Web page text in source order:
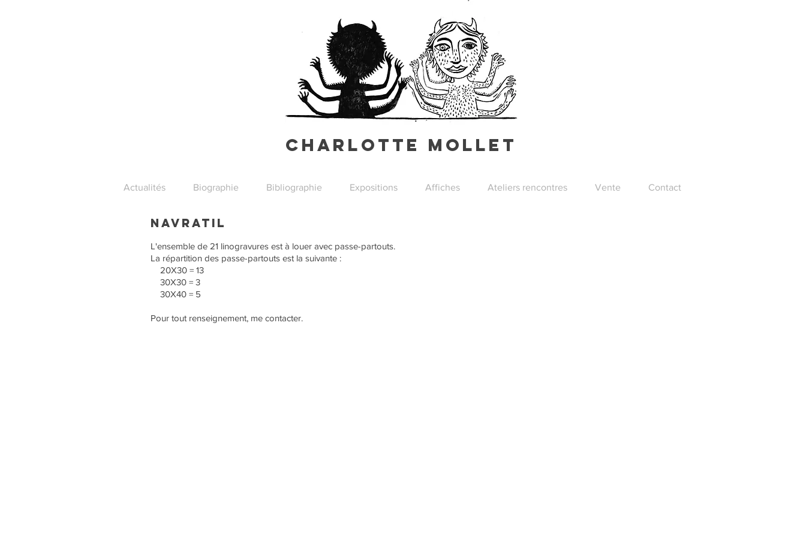
Charlotte Mollet
navratil
L'ensemble de 21 linogravures est à louer avec passe-partouts.
La répartition des passe-partouts est la suivante :
20X30 = 13
30X30 = 3
30X40 = 5
Pour tout renseignement, me contacter.
Actualités Biographie Bibliographie Expositions Affiches Ateliers rencontres Vente Contact